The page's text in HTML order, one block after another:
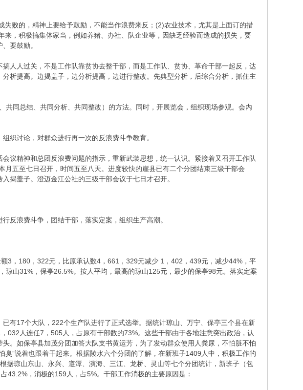
败的，精神上要给予鼓励，不能当作浪费来反；(2)农业技术，尤其是上面订的措
，积极搞集体家当，例如养猪、办社、队企业等，因缺乏经验而造成的损失，要
要鼓励。
人人过关，不是工作队靠贫协去整干部，而是工作队、贫协、革命干部一起反，达
析提高。边揭盖子，边分析提高，边进行整改。先典型分析，后综合分析，抓住主
共同总结、共同分析、共同整改）的方法。同时，开展览会，组织现场参观。会内
织讨论，对群众进行再一次的反浪费斗争教育。
议精神和总团反浪费问题的指示，重新武装思想，统一认识。紧接着又召开工作队
五至七日召开，时间五至八天。进度较快的崖县已有二个分团结束三级干部会
揭盖子。澄迈金江公社的三级干部会议于七日才召开。
反浪费斗争，团结干部，落实定案，组织生产高潮。
3，180，322元，比原承认数4，661，329元减少 1，402，439元，减少44%，平
山31%，保亭26.5%。按人平均，最高的琼山125元，最少的保亭98元。落实定案
有17个大队，222个生产队进行了正式选举。据统计琼山、万宁、保亭三个县在新
032人连任7，505人，占原有干部数的73%。这些干部由于各地注意突出政治，认
。如保亭县加茂分团加答大队支书黄运芳，为了发动群众使用人粪尿，不怕脏不怕
”说着也跟着干起来。根据陵水六个分团的了解，在新班子1409人中，积极工作的
琼山东山、永兴、遵潭、演海、三江、龙桥、灵山等七个分团统计，新班子（包
43.2%，消极的159人，占5%。干部工作消极的主要原因是：